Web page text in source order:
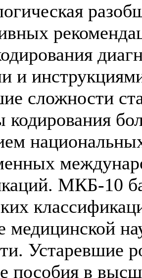
и
сложности
МКБ-10
медицинской
Устаревшие
пособия в